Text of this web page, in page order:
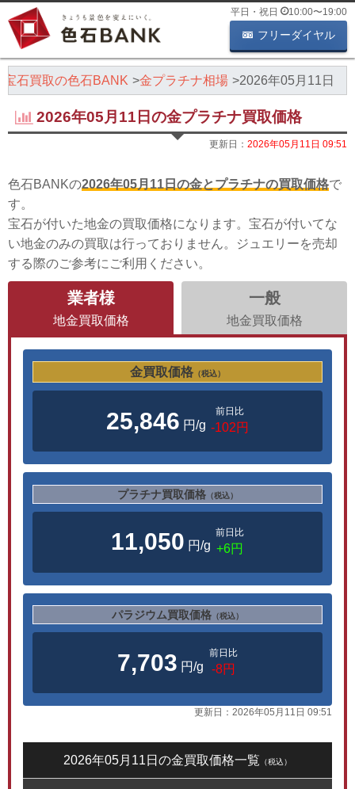
平日・祝日 10:00〜19:00
フリーダイヤル
宝石買取の色石BANK 金プラチナ相場 2026年05月11日
2026年05月11日の金プラチナ買取価格
更新日： 2026年05月11日 09:51
色石BANKの2026年05月11日の金とプラチナの買取価格で
す。
宝石が付いた地金の買取価格になります。宝石が付いてな
い地金のみの買取は行っておりません。ジュエリーを売却
する際のご参考にご利用ください。
業者様
地金買取価格
一般
地金買取価格
金買取価格 （税込）
25,846 円/g
前日比
-102円
プラチナ買取価格 （税込）
11,050 円/g
前日比
+6円
パラジウム買取価格 （税込）
7,703 円/g
前日比
-8円
更新日： 2026年05月11日 09:51
2026年05月11日の金買取価格一覧 （税込）